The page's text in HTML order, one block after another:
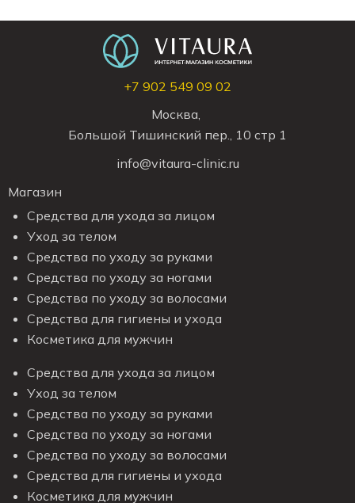
+7 902 549 09 02
Москва,
Большой Тишинский пер., 10 стр 1
info@vitaura-clinic.ru
Магазин
Средства для ухода за лицом
Уход за телом
Средства по уходу за руками
Средства по уходу за ногами
Средства по уходу за волосами
Средства для гигиены и ухода
Косметика для мужчин
Средства для ухода за лицом
Уход за телом
Средства по уходу за руками
Средства по уходу за ногами
Средства по уходу за волосами
Средства для гигиены и ухода
Косметика для мужчин